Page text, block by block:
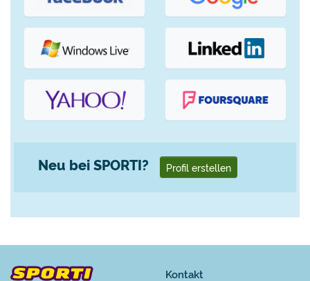
Neu bei SPORTI? Profil erstellen
Kontakt